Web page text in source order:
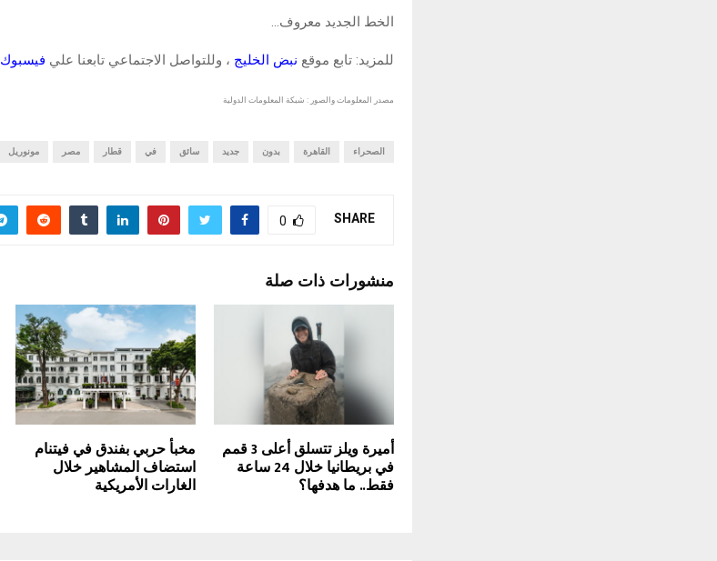
الخط الجديد معروف…
للمزيد: تابع موقع نبض الخليج ، وللتواصل الاجتماعي تابعنا علي فيسبوك
مصدر المعلومات والصور : شبكة المعلومات الدولية
الصحراء القاهرة بدون جديد سائق في قطار مصر مونوريل
SHARE
0
منشورات ذات صلة
أميرة ويلز تتسلق أعلى 3 قمم
في بريطانيا خلال 24 ساعة
فقط.. ما هدفها؟
مخبأ حربي بفندق في فيتنام
استضاف المشاهير خلال
الغارات الأمريكية